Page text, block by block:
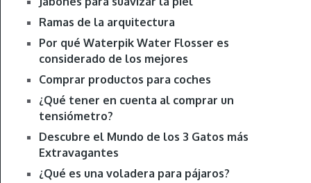
Ramas de la arquitectura
Por qué Waterpik Water Flosser es
considerado de los mejores
Comprar productos para coches
¿Qué tener en cuenta al comprar un
tensiómetro?
Descubre el Mundo de los 3 Gatos más
Extravagantes
¿Qué es una voladera para pájaros?